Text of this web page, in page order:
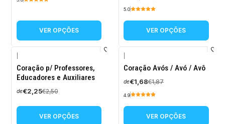
VER OPÇÕES
5.0
VER OPÇÕES
-10%
DESCONTO
Coração p/ Professores,
Educadores e Auxiliares
de€2,25€2,50
VER OPÇÕES
-10%
DESCONTO
Coração Avós / Avó / Avô
de€1,68€1,87
4.9
VER OPÇÕES